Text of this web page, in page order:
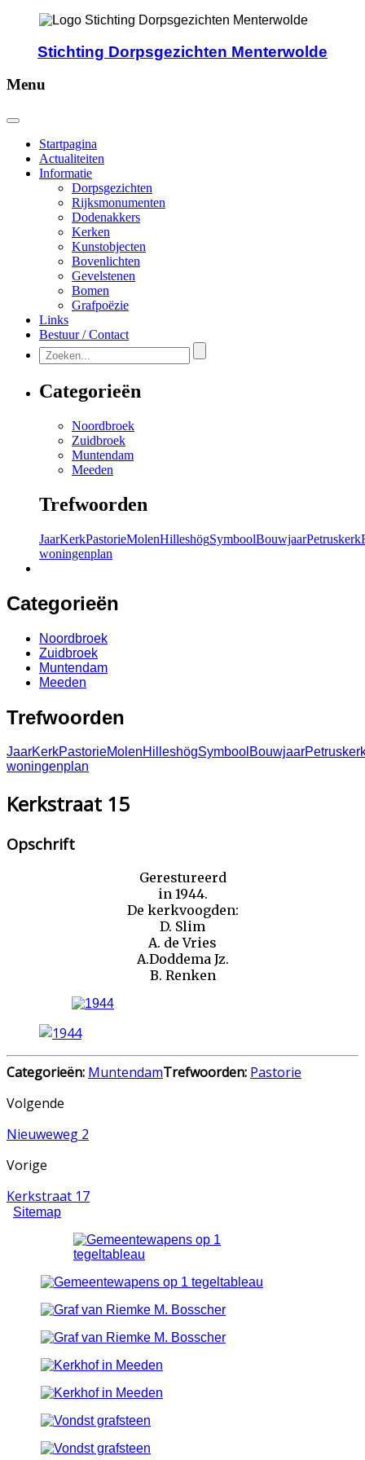
Stichting Dorpsgezichten Menterwolde
Menu
Startpagina
Actualiteiten
Informatie
Dorpsgezichten
Rijksmonumenten
Dodenakkers
Kerken
Kunstobjecten
Bovenlichten
Gevelstenen
Bomen
Grafpoëzie
Links
Bestuur / Contact
Categorieën
Noordbroek
Zuidbroek
Muntendam
Meeden
Trefwoorden
JaarKerkPastorieMolenHilleshögSymboolBouwjaarPetruskerk
woningenplan
Categorieën
Noordbroek
Zuidbroek
Muntendam
Meeden
Trefwoorden
JaarKerkPastorieMolenHilleshögSymbool Bouwjaar
woningenplan
Kerkstraat 15
Opschrift
Gerestureerd
in 1944.
De kerkvoogden:
D. Slim
A. de Vries
A.Doddema Jz.
B. Renken
Categorieën: MuntendamTrefwoorden: Pastorie
Volgende
Nieuweweg 2
Vorige
Kerkstraat 17
Sitemap